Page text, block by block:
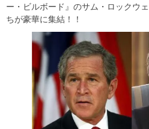
ー・ビルボード』のサム・ロックウ
ちが豪華に集結！！